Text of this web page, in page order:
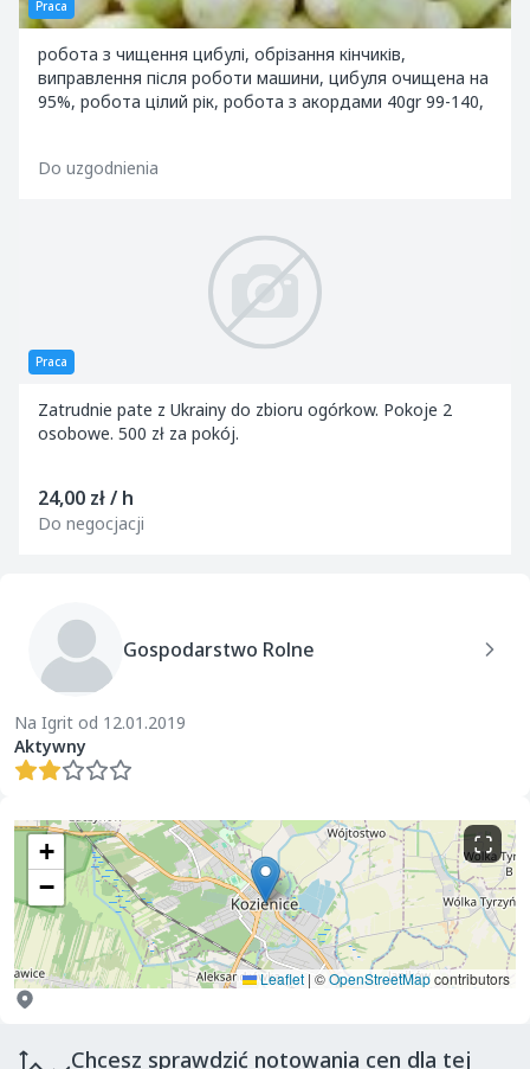
Praca
робота з чищення цибулі, обрізання кінчиків,
виправлення після роботи машини, цибуля очищена на
95%, робота цілий рік, робота з акордами 40gr 99-140,
Do uzgodnienia
Praca
Zatrudnie pate z Ukrainy do zbioru ogórkow. Pokoje 2
osobowe. 500 zł za pokój.
24,00 zł / h
Do negocjacji
Gospodarstwo Rolne
Na Igrit od 12.01.2019
Aktywny
+
−
Leaflet | ©OpenStreetMapcontributors
Chcesz sprawdzić notowania cen dla tej